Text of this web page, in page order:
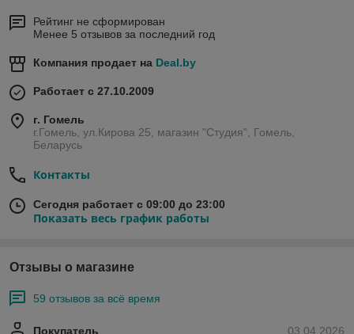
Рейтинг не сформирован
Менее 5 отзывов за последний год
Компания продает на Deal.by
Работает с 27.10.2009
г. Гомель
г.Гомель, ул.Кирова 25, магазин "Студия", Гомель,
Беларусь
Контакты
Сегодня работает с 09:00 до 23:00
Показать весь график работы
Отзывы о магазине
59 отзывов за всё время
03.04.2026
Покупатель